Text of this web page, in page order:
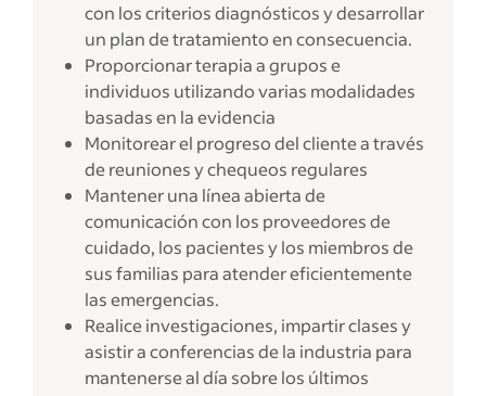
con los criterios diagnósticos y desarrollar
un plan de tratamiento en consecuencia.
Proporcionar terapia a grupos e
individuos utilizando varias modalidades
basadas en la evidencia
Monitorear el progreso del cliente a través
de reuniones y chequeos regulares
Mantener una línea abierta de
comunicación con los proveedores de
cuidado, los pacientes y los miembros de
sus familias para atender eficientemente
las emergencias.
Realice investigaciones, impartir clases y
asistir a conferencias de la industria para
mantenerse al día sobre los últimos